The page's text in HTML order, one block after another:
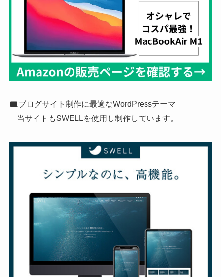
ブログサイト制作に最適なWordPressテーマ
当サイトもSWELLを使用し制作しています。